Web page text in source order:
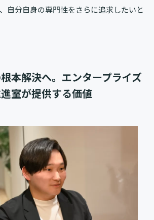
自分自身の専門性をさらに追求したいと
本解決へ。エンタープライズ
室が提供する価値